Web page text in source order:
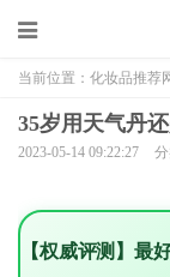
当前位置： 化妆品推荐
35岁用天气丹
2023-05-14 09:22:27 分
【权威评测】最